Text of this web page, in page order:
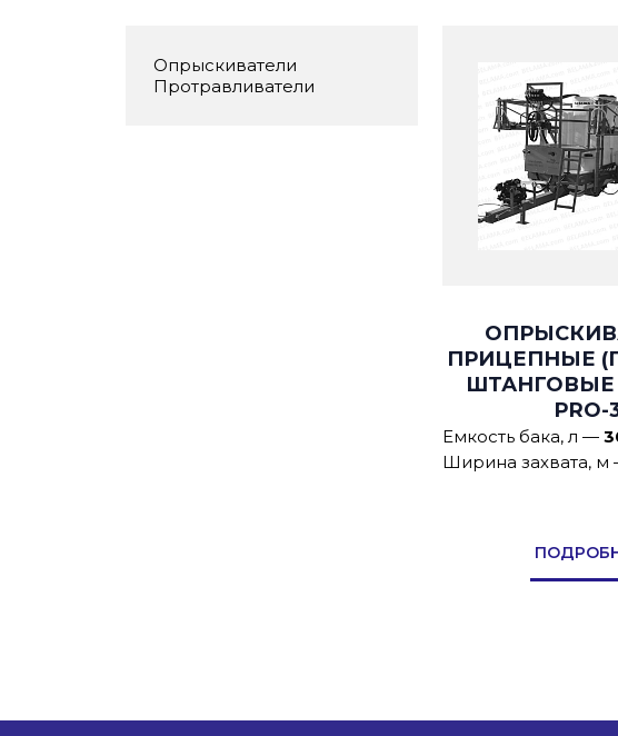
Опрыскиватели
Протравливатели
ПРИЦЕПНЫЕ
ШТАНГОВЫЕ
PRO-
Емкость бака, л —
Ширина захвата, м